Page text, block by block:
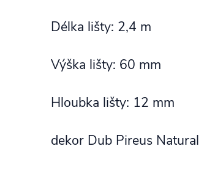
Délka lišty: 2,4 m
Výška lišty: 60 mm
Hloubka lišty: 12 mm
dekor Dub Pireus Natural